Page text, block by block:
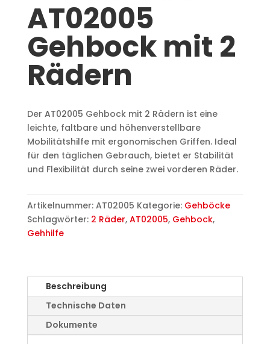
AT02005
Gehbock mit 2
Rädern
Der AT02005 Gehbock mit 2 Rädern ist eine
leichte, faltbare und höhenverstellbare
Mobilitätshilfe mit ergonomischen Griffen. Ideal
für den täglichen Gebrauch, bietet er Stabilität
und Flexibilität durch seine zwei vorderen Räder.
Artikelnummer: AT02005 Kategorie: Gehböcke
Schlagwörter: 2 Räder, AT02005, Gehbock,
Gehhilfe
Beschreibung
Technische Daten
Dokumente